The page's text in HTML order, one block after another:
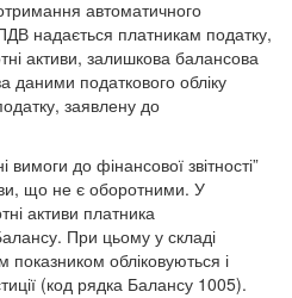
автоматичного
надається платникам податку,
активи, залишкова балансова
даними податкового обліку
заявлену до
до фінансової звітності”
що не є оборотними. У
активи платника
При цьому у складі
показником обліковуються і
(код рядка Балансу 1005).